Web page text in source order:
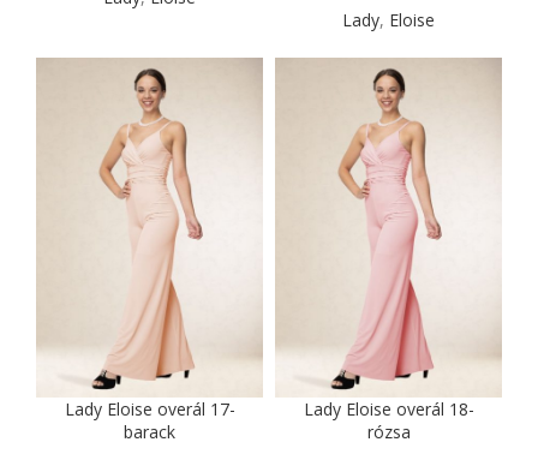
Lady, Eloise
Lady Eloise overál 17-
barack
Lady Eloise overál 18-
rózsa